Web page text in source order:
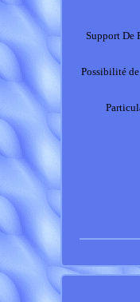
Support De
Possibilité